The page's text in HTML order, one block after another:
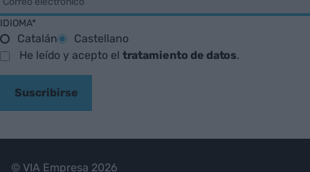
IDIOMA*
Catalán
Castellano
He leído y acepto el tratamiento de datos.
Suscribirse
© VIA Empresa 2026